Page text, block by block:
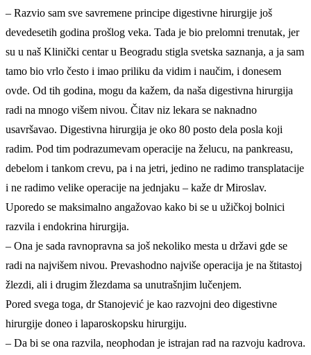
– Razvio sam sve savremene principe digestivne hirurgije još
devedesetih godina prošlog veka. Tada je bio prelomni trenutak, jer
su u naš Klinički centar u Beogradu stigla svetska saznanja, a ja sam
tamo bio vrlo često i imao priliku da vidim i naučim, i donesem
ovde. Od tih godina, mogu da kažem, da naša digestivna hirurgija
radi na mnogo višem nivou. Čitav niz lekara se naknadno
usavršavao. Digestivna hirurgija je oko 80 posto dela posla koji
radim. Pod tim podrazumevam operacije na želucu, na pankreasu,
debelom i tankom crevu, pa i na jetri, jedino ne radimo transplatacije
i ne radimo velike operacije na jednjaku – kaže dr Miroslav.
Uporedo se maksimalno angažovao kako bi se u užičkoj bolnici
razvila i endokrina hirurgija.
– Ona je sada ravnopravna sa još nekoliko mesta u državi gde se
radi na najvišem nivou. Prevashodno najviše operacija je na štitastoj
žlezdi, ali i drugim žlezdama sa unutrašnjim lučenjem.
Pored svega toga, dr Stanojević je kao razvojni deo digestivne
hirurgije doneo i laparoskopsku hirurgiju.
– Da bi se ona razvila, neophodan je istrajan rad na razvoju kadrova.